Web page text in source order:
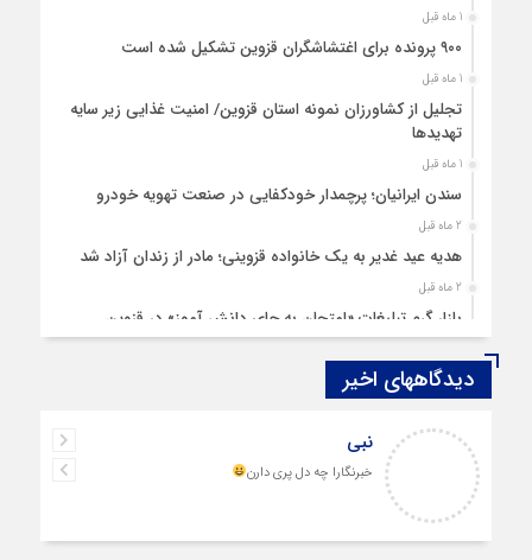
1 ماه قبل
۹۰۰ پرونده برای اغتشاشگران قزوین تشکیل شده است
1 ماه قبل
تجلیل از کشاورزان نمونه استان قزوین/ امنیت غذایی زیر سایه
تهدیدها
1 ماه قبل
سندن ایرانیان؛ پرچمدار خودکفایی در صنعت تهویه خودرو
2 ماه قبل
هدیه عید غدیر به یک خانواده قزوینی؛ مادر از زندان آزاد شد
2 ماه قبل
بازار گرم تبلیغات «امتحان به جای دانش‌ آموز» در قزوین
قزوین ۱۴۰۴، گام‌هایی در سایه چالش‌ها
چهارشنبه‌ سوری بی‌غوغا
مردم قزوین زیر آوار گرانی مسکن
دیدگاههای اخیر
نبی
خبرنگارا چه دل پری دارن